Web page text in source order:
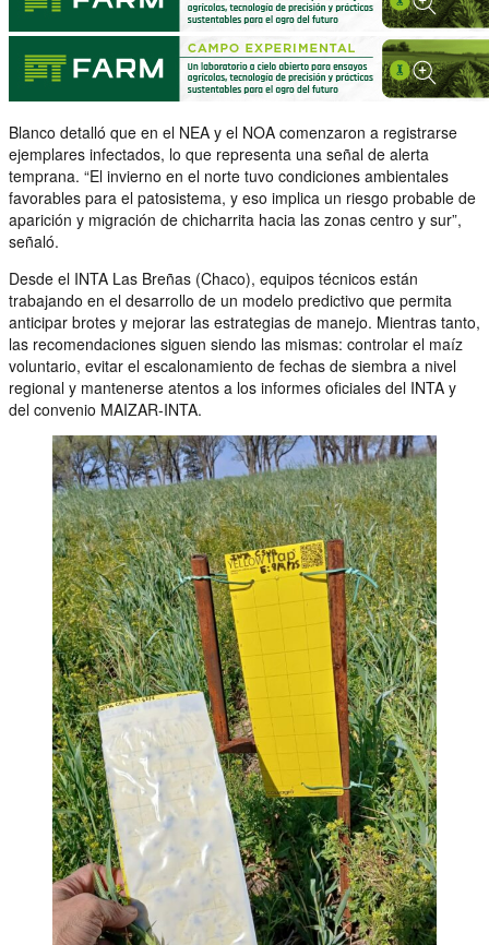
Blanco detalló que en el NEA y el NOA comenzaron a registrarse
ejemplares infectados, lo que representa una señal de alerta
temprana. “El invierno en el norte tuvo condiciones ambientales
favorables para el patosistema, y eso implica un riesgo probable de
aparición y migración de chicharrita hacia las zonas centro y sur”,
señaló.
Desde el INTA Las Breñas (Chaco), equipos técnicos están
trabajando en el desarrollo de un modelo predictivo que permita
anticipar brotes y mejorar las estrategias de manejo. Mientras tanto,
las recomendaciones siguen siendo las mismas: controlar el maíz
voluntario, evitar el escalonamiento de fechas de siembra a nivel
regional y mantenerse atentos a los informes oficiales del INTA y
del convenio MAIZAR-INTA.